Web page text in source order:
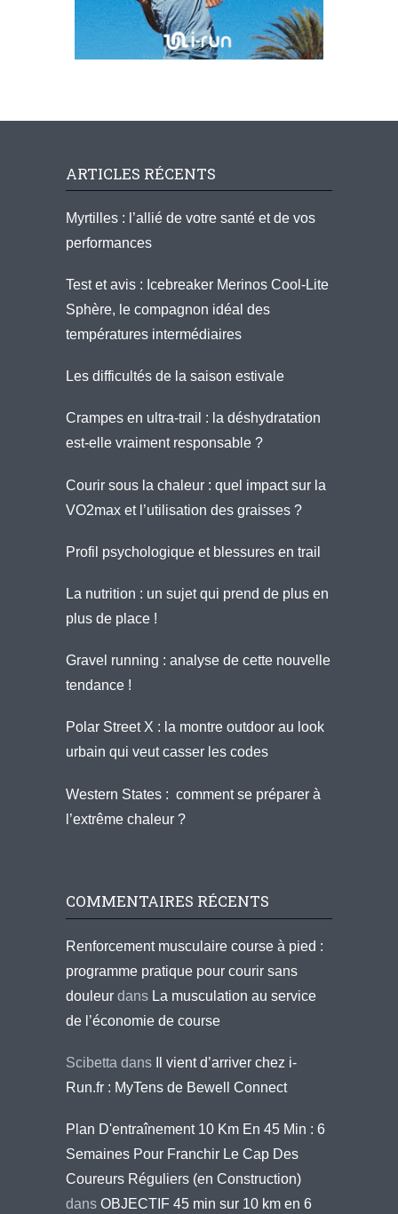
ARTICLES RÉCENTS
Myrtilles : l’allié de votre santé et de vos
performances
Test et avis : Icebreaker Merinos Cool-Lite
Sphère, le compagnon idéal des
températures intermédiaires
Les difficultés de la saison estivale
Crampes en ultra-trail : la déshydratation
est-elle vraiment responsable ?
Courir sous la chaleur : quel impact sur la
VO2max et l’utilisation des graisses ?
Profil psychologique et blessures en trail
La nutrition : un sujet qui prend de plus en
plus de place !
Gravel running : analyse de cette nouvelle
tendance !
Polar Street X : la montre outdoor au look
urbain qui veut casser les codes
Western States : comment se préparer à
l’extrême chaleur ?
COMMENTAIRES RÉCENTS
Renforcement musculaire course à pied :
programme pratique pour courir sans
douleur dans La musculation au service
de l’économie de course
Scibetta dans
Il vient d’arriver chez i-
Run.fr : MyTens de Bewell Connect
Plan D'entraînement 10 Km En 45 Min : 6
Semaines Pour Franchir Le Cap Des
Coureurs Réguliers (en Construction)
dans OBJECTIF 45 min sur 10 km en 6